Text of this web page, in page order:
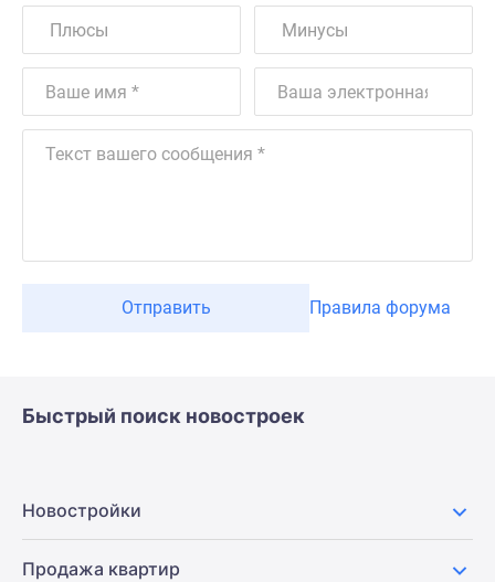
Отправить Правила форума
Быстрый поиск новостроек
Новостройки
Продажа квартир